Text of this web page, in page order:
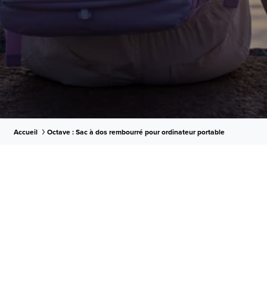
Accueil Octave : Sac à dos rembourré pour ordinateur portable